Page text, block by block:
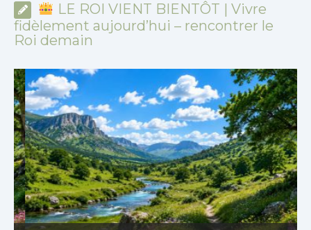
LE ROI VIENT BIENTÔT | Vivre
fidèlement aujourd’hui – rencontrer le
Roi demain